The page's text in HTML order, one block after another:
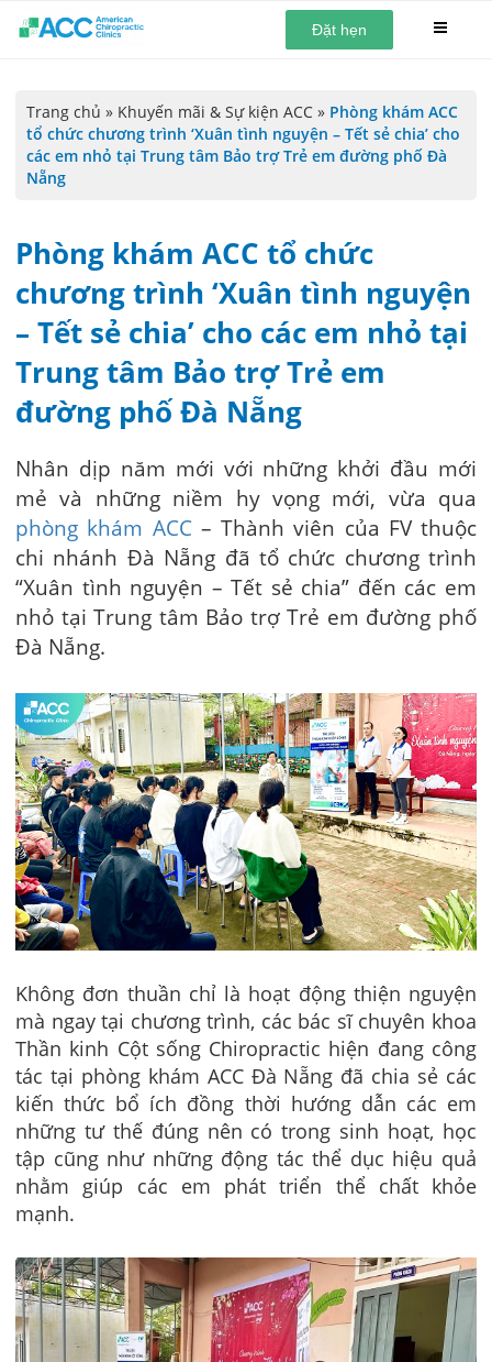
Đặt hẹn
Trang chủ » Khuyến mãi & Sự kiện ACC » Phòng khám ACC
tổ chức chương trình ‘Xuân tình nguyện – Tết sẻ chia’ cho
các em nhỏ tại Trung tâm Bảo trợ Trẻ em đường phố Đà
Nẵng
Phòng khám ACC tổ chức
chương trình ‘Xuân tình nguyện
– Tết sẻ chia’ cho các em nhỏ tại
Trung tâm Bảo trợ Trẻ em
đường phố Đà Nẵng
Nhân dịp năm mới với những khởi đầu mới
mẻ và những niềm hy vọng mới, vừa qua
phòng khám ACC – Thành viên của FV thuộc
chi nhánh Đà Nẵng đã tổ chức chương trình
“Xuân tình nguyện – Tết sẻ chia” đến các em
nhỏ tại Trung tâm Bảo trợ Trẻ em đường phố
Đà Nẵng.
Không đơn thuần chỉ là hoạt động thiện nguyện
mà ngay tại chương trình, các bác sĩ chuyên khoa
Thần kinh Cột sống Chiropractic hiện đang công
tác tại phòng khám ACC Đà Nẵng đã chia sẻ các
kiến thức bổ ích đồng thời hướng dẫn các em
những tư thế đúng nên có trong sinh hoạt, học
tập cũng như những động tác thể dục hiệu quả
nhằm giúp các em phát triển thể chất khỏe
mạnh.